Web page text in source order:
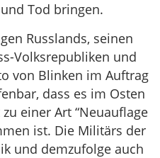
Tod bringen.
Russlands, seinen
Volksrepubliken und
von Blinken im Auftrag
dass es im Osten
einer Art “Neuauflage
ist. Die Militärs der
und demzufolge auch